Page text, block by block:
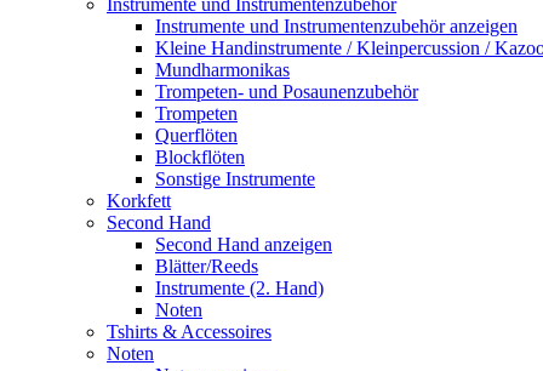
Instrumente und Instrumentenzubehör
Instrumente und Instrumentenzubehör anzeigen
Kleine Handinstrumente / Kleinpercussion /
Mundharmonikas
Trompeten- und Posaunenzubehör
Trompeten
Querflöten
Blockflöten
Sonstige Instrumente
Korkfett
Second Hand
Second Hand anzeigen
Blätter/Reeds
Instrumente (2. Hand)
Noten
Tshirts & Accessoires
Noten